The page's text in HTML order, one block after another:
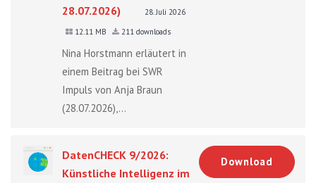
28.07.2026)
28. Juli 2026
12.11 MB
211 downloads
Nina Horstmann erläutert in
einem Beitrag bei SWR
Impuls von Anja Braun
(28.07.2026),...
DatenCHECK 9/2026:
Künstliche Intelligenz im
Download